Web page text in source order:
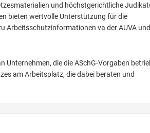
und höchstgerichtliche
bieten wertvolle Unterstützung für die
Arbeitsschutzinformationen va der AUVA
Unternehmen, die die ASchG-Vorgaben
am Arbeitsplatz, die dabei beraten und